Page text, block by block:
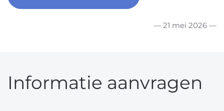
— 21 mei 2026 —
Informatie aanvragen